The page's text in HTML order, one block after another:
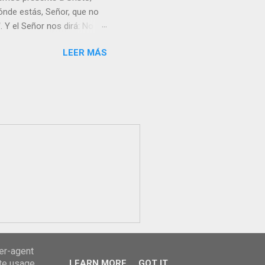
estás, Señor, que no
el Señor nos dirá: No
dejo a nadie sólo con
LEER MÁS
agent